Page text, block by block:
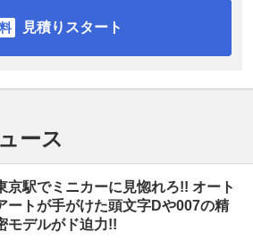
見積りスタート
ース
京駅でミニカーに見惚れろ!! オート
ートが手がけた頭文字Dや007の精
モデルがド迫力!!